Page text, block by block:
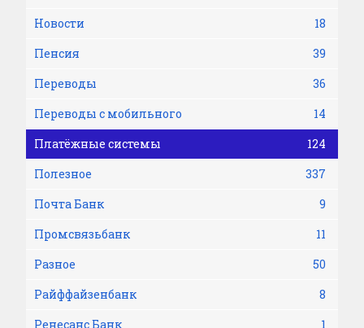
Новости
18
Пенсия
39
Переводы
36
Переводы с мобильного
14
Платёжные системы
124
Полезное
337
Почта Банк
9
Промсвязьбанк
11
Разное
50
Райффайзенбанк
8
Ренесанс Банк
1